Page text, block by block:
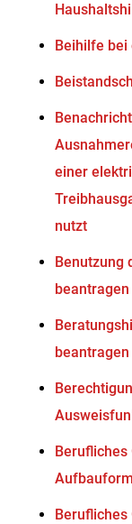
Beihilfe bei
einer
nutzt
Benutzung
beantragen
beantragen
Berufliches